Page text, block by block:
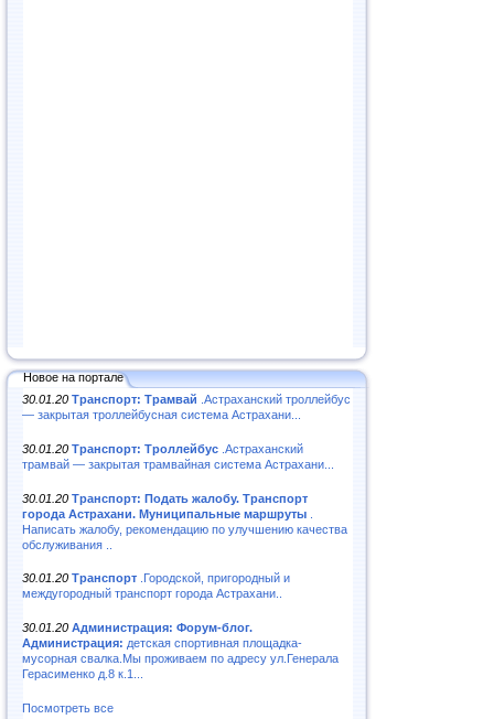
Новое на портале
30.01.20 Транспорт: Трамвай .Астраханский троллейбус
— закрытая троллейбусная система Астрахани...
30.01.20 Транспорт: Троллейбус .Астраханский
трамвай — закрытая трамвайная система Астрахани...
30.01.20 Транспорт: Подать жалобу. Транспорт
города Астрахани. Муниципальные маршруты
Написать жалобу, рекомендацию по улучшению качества
обслуживания ..
30.01.20 Транспорт .Городской, пригородный и
междугородный транспорт города Астрахани..
30.01.20 Администрация: Форум-блог.
Администрация: детская спортивная площадка-
мусорная свалка.Мы проживаем по адресу ул.Генерала
Герасименко д.8 к.1...
Посмотреть все